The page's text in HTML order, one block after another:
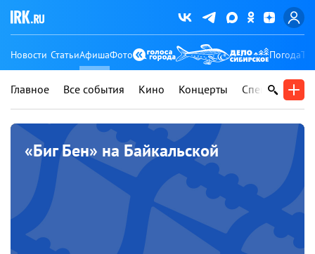
Новости СтатьиАфишаФото Погода
Главное Все события Кино Концерты Спектакли
«Биг Бен» на Байкальской